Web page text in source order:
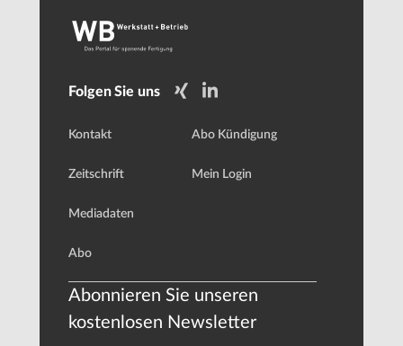
Folgen Sie uns
Kontakt
Zeitschrift
Mediadaten
Abo
Abo Kündigung
Mein Login
Abonnieren Sie unseren
kostenlosen Newsletter